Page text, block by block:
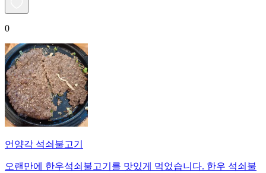
0
언양각 석쇠불고기
오랜만에 한우석쇠불고기를 맛있게 먹었습니다. 한우 석쇠불